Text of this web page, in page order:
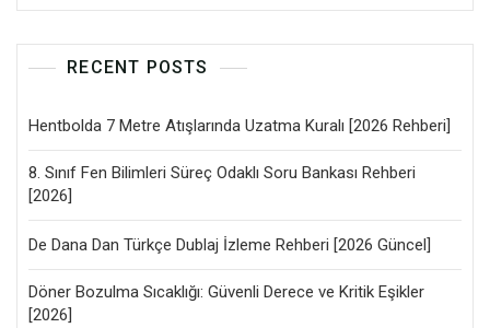
RECENT POSTS
Hentbolda 7 Metre Atışlarında Uzatma Kuralı [2026 Rehberi]
8. Sınıf Fen Bilimleri Süreç Odaklı Soru Bankası Rehberi
[2026]
De Dana Dan Türkçe Dublaj İzleme Rehberi [2026 Güncel]
Döner Bozulma Sıcaklığı: Güvenli Derece ve Kritik Eşikler
[2026]